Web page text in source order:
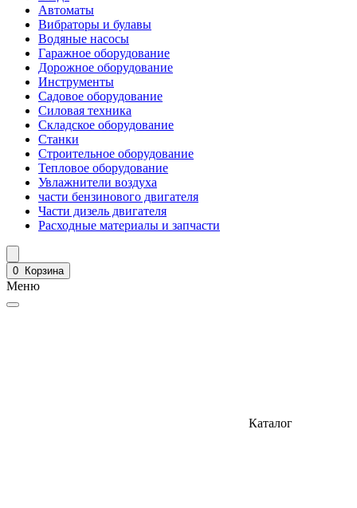
Автоматы
Вибраторы и булавы
Водяные насосы
Гаражное оборудование
Дорожное оборудование
Инструменты
Садовое оборудование
Силовая техника
Складское оборудование
Станки
Строительное оборудование
Тепловое оборудование
Увлажнители воздуха
части бензинового двигателя
Части дизель двигателя
Расходные материалы и запчасти
0 Корзина
Меню
Каталог